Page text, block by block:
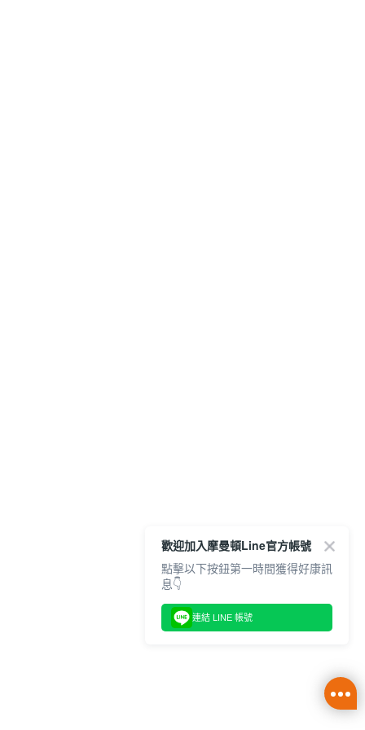
歡迎加入摩曼頓Line官方帳號
點擊以下按鈕第一時間獲得好康訊
息👇
連結 LINE 帳號